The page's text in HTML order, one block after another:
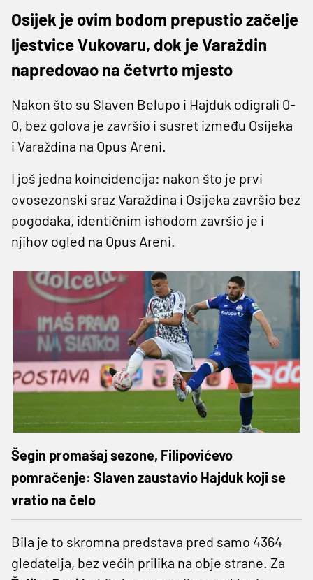
Osijek je ovim bodom prepustio začelje
ljestvice Vukovaru, dok je Varaždin
napredovao na četvrto mjesto
Nakon što su Slaven Belupo i Hajduk odigrali 0-
0, bez golova je završio i susret između Osijeka
i Varaždina na Opus Areni.
I još jedna koincidencija: nakon što je prvi
ovosezonski sraz Varaždina i Osijeka završio bez
pogodaka, identičnim ishodom završio je i
njihov ogled na Opus Areni.
Šegin promašaj sezone, Filipovićevo
pomračenje: Slaven zaustavio Hajduk koji se
vratio na čelo
Bila je to skromna predstava pred samo 4364
gledatelja, bez većih prilika na obje strane. Za